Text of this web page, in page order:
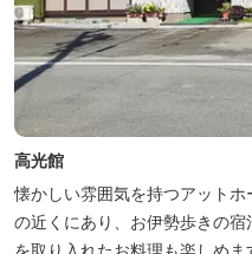
高光館
懐かしい雰囲気を持つアット
の近くにあり、お伊勢歩きの
を取り入れたお料理も楽しめま